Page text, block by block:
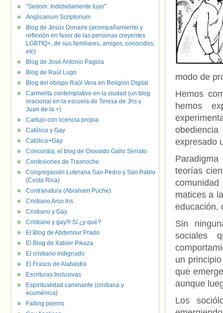
modo de
Hemos
hemos
expresado
teorías
matices a
educación,
Sin
sociales
un
que
aunque
Los
"Sedom. Indebidamente tuyo"
Anglicanum Scriptorium
Blog de Jesús Donaire (acompañamiento y
reflexión en favor de las personas creyentes
LGBTIQ+, de sus familiares, amigos, conocidos,
etc)
Blog de José Antonio Pagola
Blog de Raúl Lugo
Blog del obispo Raúl Vera en Religión Digital
Carmelita contemplativo en la ciudad (un blog
oracional en la escuela de Teresa de Jhs y
Juan de la +)
Cartujo con licencia propia
Católico y Gay
Católico+Gay
Concordia, el blog de Oswaldo Gallo Serrato
Confesiones de Trasnoche
Congregación Luterana San Pedro y San Pablo
(Costa Rica)
Contranatura (Abraham Puche)
Cristiano Arco Iris
Cristiano y Gay
Cristiano y gay!!! Sí ¿y qué?
El Blog de Abdennur Prado
El Blog de Xabier Pikaza
El cristiano indignado
El Frasco de Alabastro
Escrituras Inclusivas
Espiritualidad caminante (cristiana y
ecuménica)
Falling poems